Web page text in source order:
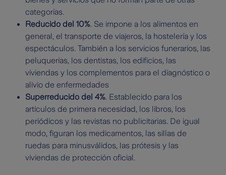
categorías.
Reducido del 10%. Se impone a los alimentos en
general, el transporte de viajeros, la hostelería y los
espectáculos. También a los servicios funerarios, las
peluquerías, los dentistas, los edificios, las
viviendas y los complementos para el diagnóstico o
alivio de enfermedades
Superreducido del 4%. Establecido para los
artículos de primera necesidad, los libros, los
periódicos y las revistas no publicitarias. De igual
modo, figuran los medicamentos, las sillas de
ruedas para minusválidos, las prótesis y las
viviendas de protección oficial.